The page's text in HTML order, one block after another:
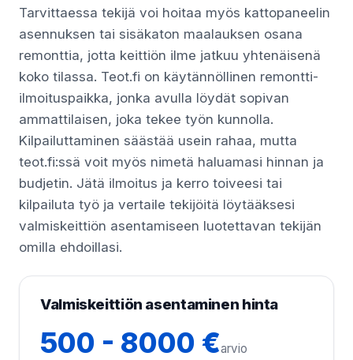
Tarvittaessa tekijä voi hoitaa myös kattopaneelin
asennuksen tai sisäkaton maalauksen osana
remonttia, jotta keittiön ilme jatkuu yhtenäisenä
koko tilassa. Teot.fi on käytännöllinen remontti-
ilmoituspaikka, jonka avulla löydät sopivan
ammattilaisen, joka tekee työn kunnolla.
Kilpailuttaminen säästää usein rahaa, mutta
teot.fi:ssä voit myös nimetä haluamasi hinnan ja
budjetin. Jätä ilmoitus ja kerro toiveesi tai
kilpailuta työ ja vertaile tekijöitä löytääksesi
valmiskeittiön asentamiseen luotettavan tekijän
omilla ehdoillasi.
Valmiskeittiön asentaminen hinta
500 - 8000 €arvio